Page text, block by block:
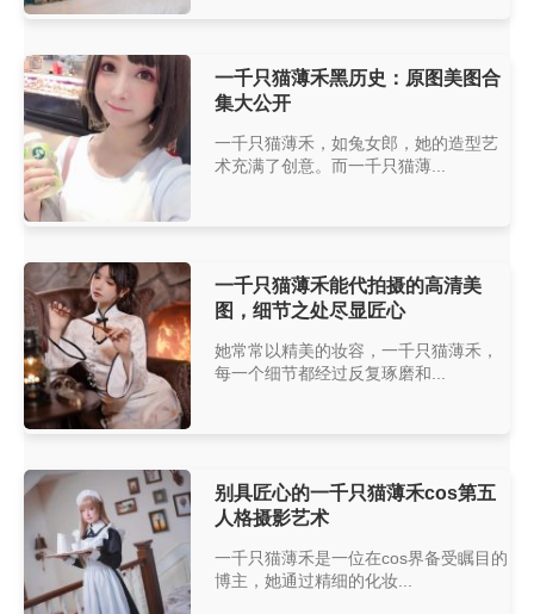
一千只猫薄禾黑历史：原图美图合
集大公开
一千只猫薄禾，如兔女郎，她的造型艺
术充满了创意。而一千只猫薄...
一千只猫薄禾能代拍摄的高清美
图，细节之处尽显匠心
她常常以精美的妆容，一千只猫薄禾，
每一个细节都经过反复琢磨和...
别具匠心的一千只猫薄禾cos第五
人格摄影艺术
一千只猫薄禾是一位在cos界备受瞩目的
博主，她通过精细的化妆...